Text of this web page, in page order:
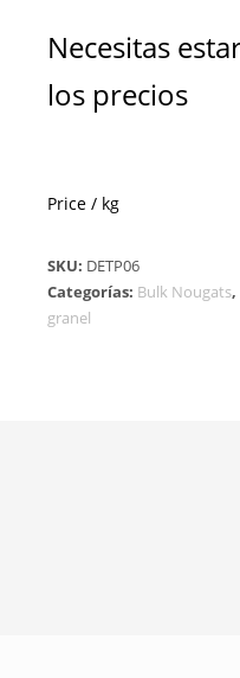
Necesitas
los precios
Price / kg
SKU: DETP06
Categorías: Bulk Nougats,
granel